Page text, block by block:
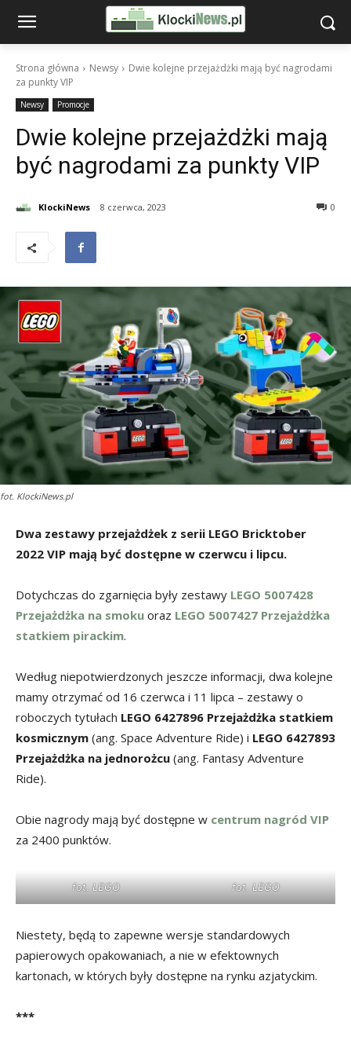
Strona główna Newsy
Dwie kolejne przejażdżki mają być nagrodami
za punkty VIP
Newsy Promocje
Dwie kolejne przejażdżki mają
być nagrodami za punkty VIP
KlockiNews 8 czerwca, 2023 0
fot. KlockiNews.pl
Dwa zestawy przejażdżek z serii LEGO Bricktober
2022 VIP mają być dostępne w czerwcu i lipcu.
Dotychczas do zgarnięcia były zestawy LEGO 5007428
Przejażdżka na smoku oraz LEGO 5007427 Przejażdżka
statkiem pirackim.
Według niepotwierdzonych jeszcze informacji, dwa kolejne
mamy otrzymać od 16 czerwca i 11 lipca – zestawy o
roboczych tytułach LEGO 6427896 Przejażdżka statkiem
kosmicznym (ang. Space Adventure Ride) i LEGO 6427893
Przejażdżka na jednorożcu (ang. Fantasy Adventure
Ride).
Obie nagrody mają być dostępne w centrum nagród VIP
za 2400 punktów.
fot. LEGO fot. LEGO
Niestety, będą to zapewne wersje standardowych
papierowych opakowaniach, a nie w efektownych
kartonach, w których były dostępne na rynku azjatyckim.
***